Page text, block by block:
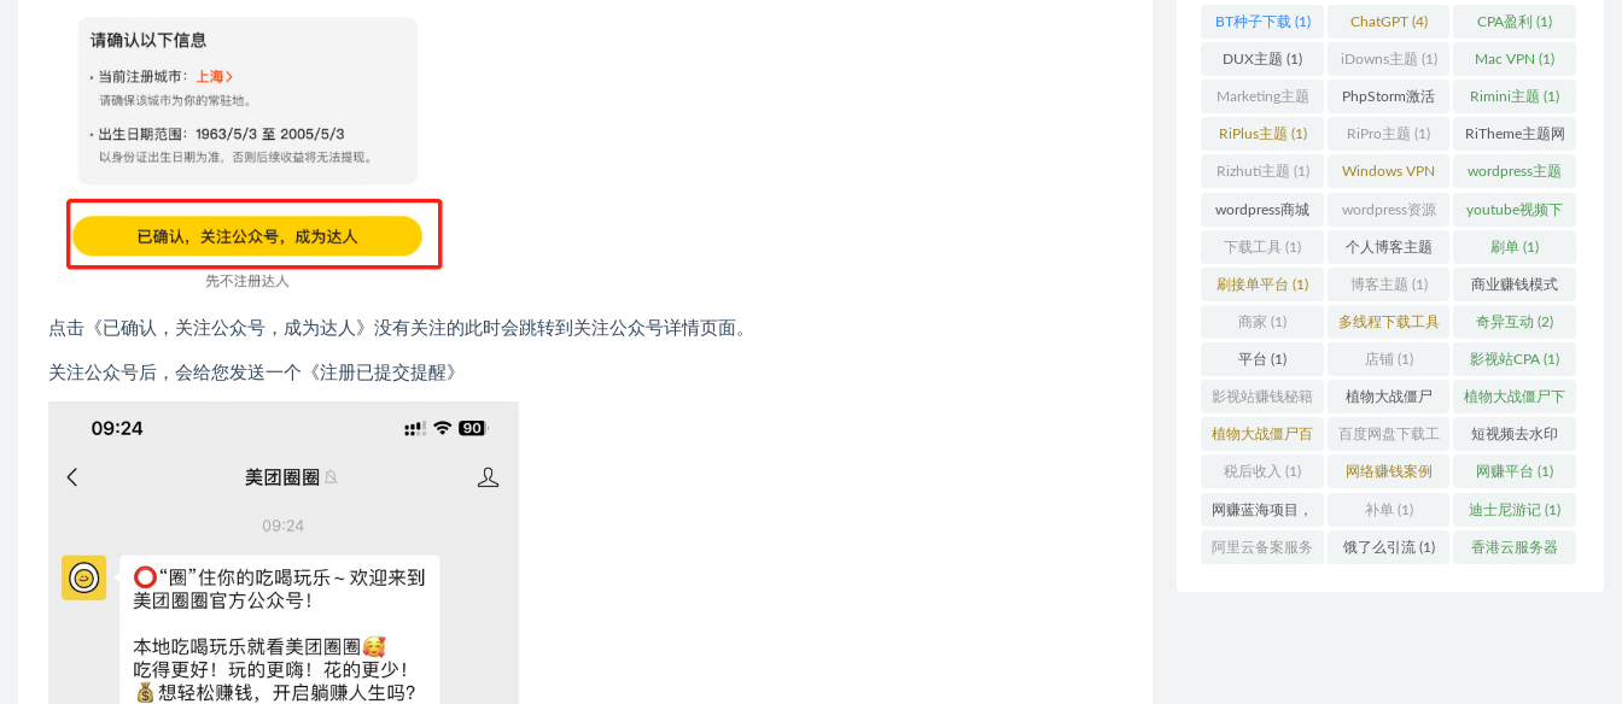
点击《已确认，关注公众号，成为达人》没有关注的此时会跳转到关注公众号详情页面。
关注公众号后，会给您发送一个《注册已提交提醒》
BT种子下载 (1) ChatGPT(4) CPA盈利 (1)
DUX主题 (1) iDowns主题 (1) Mac VPN (1)
Marketing主题
(1)
PhpStorm激活
码(1)
Rimini主题 (1)
RiPlus主题 (1) RiPro主题 (1) RiTheme主题网
站(1)
Rizhuti主题 (1) Windows VPN
(1)
wordpress主题
(2)
wordpress商城
主题 (1)
wordpress资源
主题(1)
youtube视频下
载(1)
下载工具 (1) 个人博客主题
(1)
刷单 (1)
刷接单平台 (1) 博客主题 (1) 商业赚钱模式
(1)
商家 (1) 多线程下载工具
(1)
奇异互动 (2)
平台 (1) 店铺(1) 影视站CPA (1)
影视站赚钱秘籍
(1)
植物大战僵尸
(1)
植物大战僵尸下
载(1)
植物大战僵尸百
度云 (1)
百度网盘下载工
具(1)
短视频去水印
(2)
税后收入 (1) 网络赚钱案例
(1)
网赚平台 (1)
网赚蓝海项目，
外卖优惠券(1)
补单(1) 迪士尼游记 (1)
阿里云备案服务 饿了么引流(1) 香港云服务器